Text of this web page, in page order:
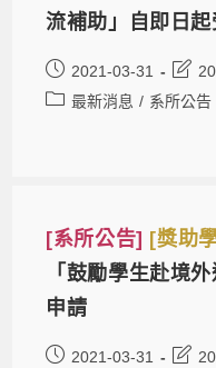
流補助」自即日
2021-03-31
最新消息 / 系所公告
[系所公告] [獎助
「鼓勵學生赴境
申請
2021-03-31